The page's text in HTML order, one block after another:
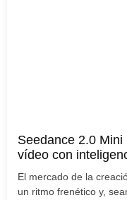
Seedance 2.0
vídeo con
El mercado de la
un ritmo frenético y,